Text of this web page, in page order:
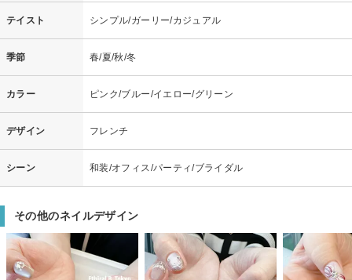
テイスト シンプル/ガーリー/カジュアル
季節 春/夏/秋/冬
カラー ピンク/ブルー/イエロー/グリーン
デザイン フレンチ
シーン 和装/オフィス/パーティ/ブライダル
その他のネイルデザイン